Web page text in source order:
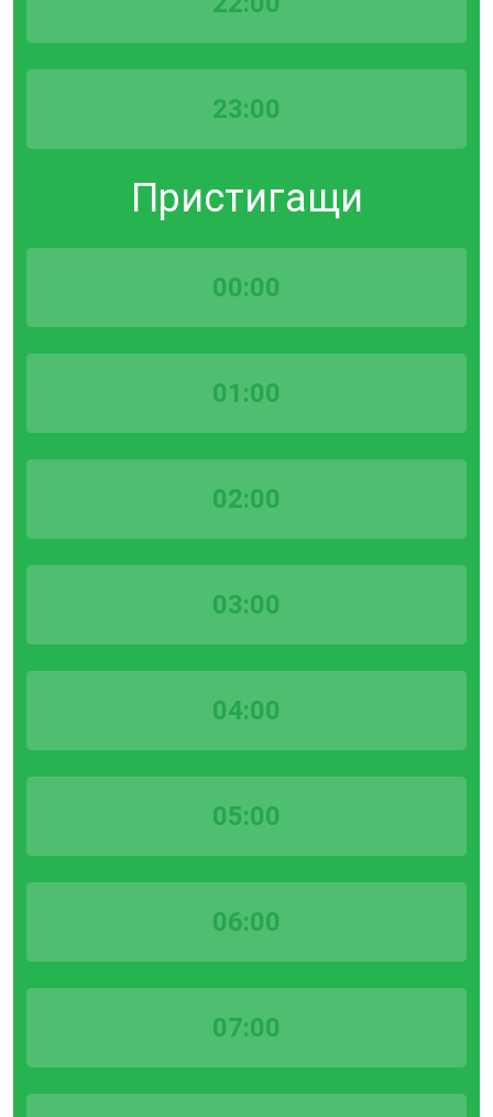
23:00
Пристигащи
00:00
01:00
02:00
03:00
04:00
05:00
06:00
07:00